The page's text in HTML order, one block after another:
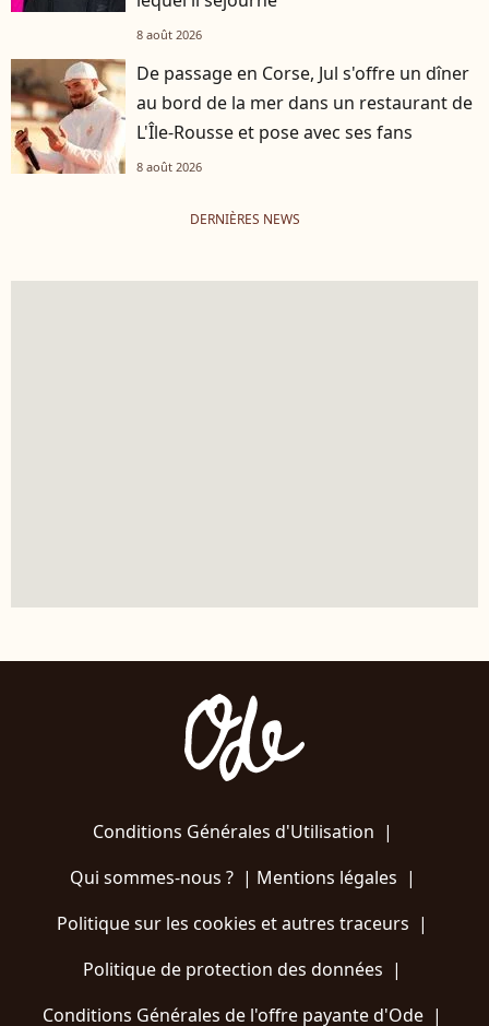
8 août 2026
De passage en Corse, Jul s'offre un dîner
au bord de la mer dans un restaurant de
L'Île-Rousse et pose avec ses fans
8 août 2026
DERNIÈRES NEWS
Conditions Générales d'Utilisation |
Qui sommes-nous ?| Mentions légales |
Politique sur les cookies et autres traceurs |
Politique de protection des données |
Conditions Générales de l'offre payante d'Ode |